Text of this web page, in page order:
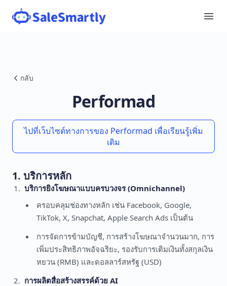
กลับ
Performad
ไปที่เว็บไซต์ทางการของ Performad เพื่อเรียนรู้เพิ่ม
เติม
1. บริการหลัก
บริการยิงโฆษณาแบบครบวงจร (Omnichannel)
ครอบคลุมช่องทางหลัก เช่น Facebook, Google,
TikTok, X, Snapchat, Apple Search Ads เป็นต้น
การจัดการข้ามบัญชี, การสร้างโฆษณาจำนวนมาก, การ
เพิ่มประสิทธิภาพอัจฉริยะ, รองรับการเติมเงินทั้งสกุลเงิน
หยวน (RMB) และดอลลาร์สหรัฐ (USD)
การผลิตสื่อสร้างสรรค์ด้วย AI